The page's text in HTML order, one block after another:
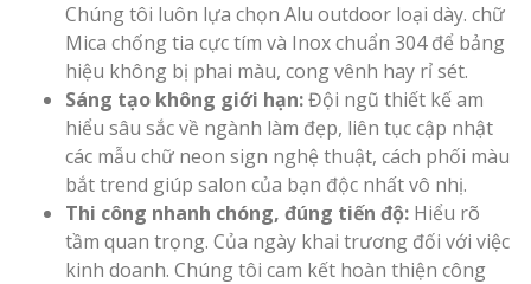
Chúng tôi luôn lựa chọn Alu outdoor loại dày. chữ
Mica chống tia cực tím và Inox chuẩn 304 để bảng
hiệu không bị phai màu, cong vênh hay rỉ sét.
Sáng tạo không giới hạn:Đội ngũ thiết kế am
hiểu sâu sắc về ngành làm đẹp, liên tục cập nhật
các mẫu chữ neon sign nghệ thuật, cách phối màu
bắt trend giúp salon của bạn độc nhất vô nhị.
Thi công nhanh chóng, đúng tiến độ: Hiểu rõ
tầm quan trọng. Của ngày khai trương đối với việc
kinh doanh. Chúng tôi cam kết hoàn thiện công